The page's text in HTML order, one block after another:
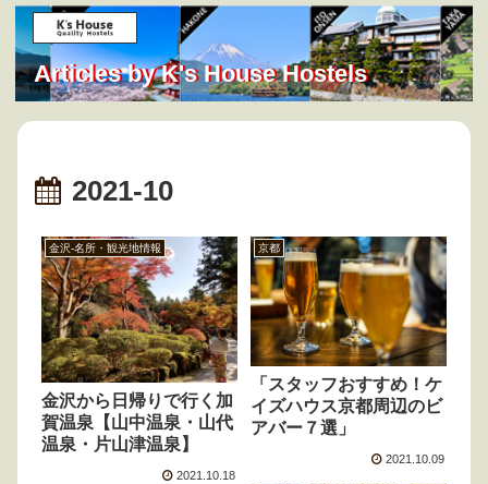
Articles by K's House Hostels
2021-10
金沢-名所・観光地情報
金沢から日帰りで行く加
賀温泉【山中温泉・山代
温泉・片山津温泉】
2021.10.18
京都
「スタッフおすすめ！ケ
イズハウス京都周辺のビ
アバー７選」
2021.10.09